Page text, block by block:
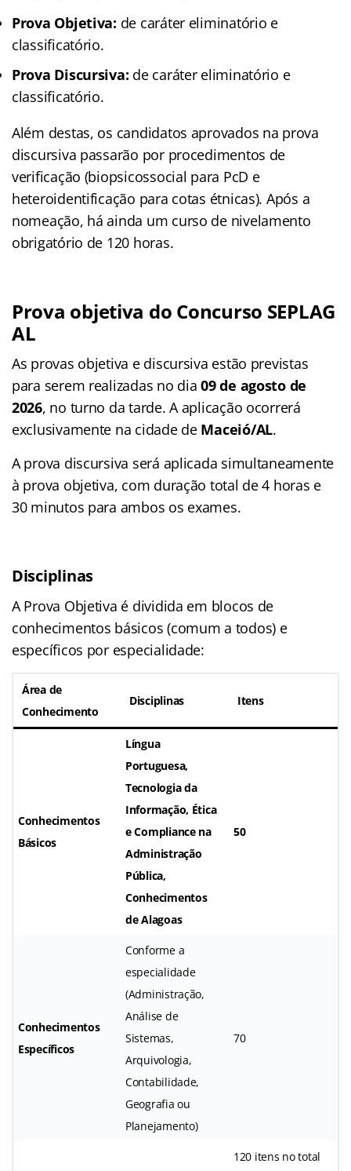
Prova Objetiva: de caráter eliminatório e
classificatório.
Prova Discursiva: de caráter eliminatório e
classificatório.
Além destas, os candidatos aprovados na prova
discursiva passarão por procedimentos de
verificação (biopsicossocial para PcD e
heteroidentificação para cotas étnicas). Após a
nomeação, há ainda um curso de nivelamento
obrigatório de 120 horas.
Prova objetiva do Concurso SEPLAG
AL
As provas objetiva e discursiva estão previstas
para serem realizadas no dia09 de agosto de
2026, no turno da tarde. A aplicação ocorrerá
exclusivamente na cidade de Maceió/AL.
A prova discursiva será aplicada simultaneamente
à prova objetiva, com duração total de 4 horas e
30 minutos para ambos os exames.
Disciplinas
A Prova Objetiva é dividida em blocos de
conhecimentos básicos (comum a todos) e
específicos por especialidade:
Área de
Conhecimento
Disciplinas Itens
Conhecimentos
Básicos
Língua
Portuguesa,
Tecnologia da
Informação, Ética
e Compliance na
Administração
Pública,
Conhecimentos
de Alagoas
50
Conhecimentos
Específicos
Conforme a
especialidade
(Administração,
Análise de
Sistemas,
Arquivologia,
Contabilidade,
Geografia ou
Planejamento)
70
120 itens no total